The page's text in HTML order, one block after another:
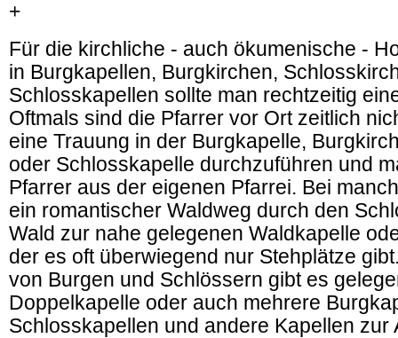
+
Für die kirchliche - auch ökumenische -
in Burgkapellen, Burgkirchen,
Schlosskapellen sollte man rechtzeitig
Oftmals sind die Pfarrer vor Ort zeitlich
eine Trauung in der Burgkapelle,
oder Schlosskapelle durchzuführen und
Pfarrer aus der eigenen Pfarrei. Bei
ein romantischer Waldweg durch den
Wald zur nahe gelegenen Waldkapelle
der es oft überwiegend nur Stehplätze
von Burgen und Schlössern gibt es
Doppelkapelle oder auch mehrere
Schlosskapellen und andere Kapellen zur